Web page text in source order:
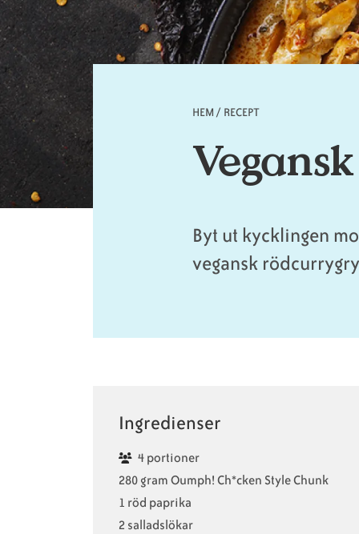
HEM / RECEPT
Byt ut kycklingen
vegansk
Ingredienser
4 portioner
280 gram Oumph! Ch*cken Style Chunk
1 röd paprika
2 salladslökar